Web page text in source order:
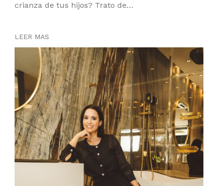
crianza de tus hijos? Trato de…
LEER MAS